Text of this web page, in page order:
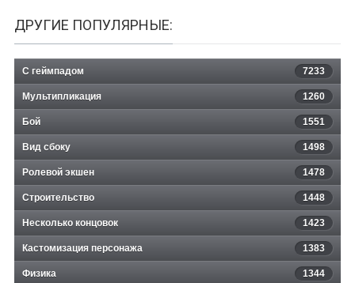
ДРУГИЕ ПОПУЛЯРНЫЕ:
С геймпадом 7233
Мультипликация 1260
Бой 1551
Вид сбоку 1498
Ролевой экшен 1478
Строительство 1448
Несколько концовок 1423
Кастомизация персонажа 1383
Физика 1344